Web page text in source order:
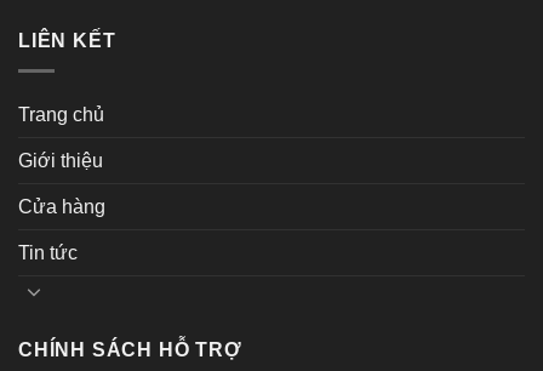
LIÊN KẾT
Trang chủ
Giới thiệu
Cửa hàng
Tin tức
CHÍNH SÁCH HỖ TRỢ